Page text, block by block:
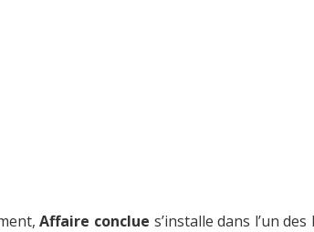
Affaire conclue s’installe dans l’un